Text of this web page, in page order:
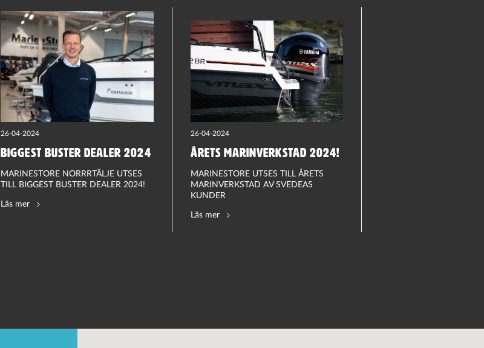
26-04-2024
Biggest Buster dealer 2024
MARINESTORE NORRRTÄLJE UTSES
TILL BIGGEST BUSTER DEALER 2024!
Läs mer
26-04-2024
ÅRETS MARINVERKSTAD 2024!
MARINESTORE UTSES TILL ÅRETS
MARINVERKSTAD AV SVEDEAS
KUNDER
Läs mer